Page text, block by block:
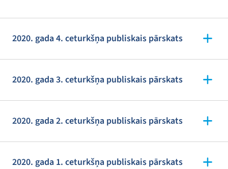
2020. gada 4. ceturkšņa publiskais pārskats
2020. gada 3. ceturkšņa publiskais pārskats
2020. gada 2. ceturkšņa publiskais pārskats
2020. gada 1. ceturkšņa publiskais pārskats